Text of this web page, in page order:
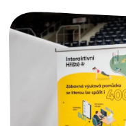
vymeniť
roky.
priebehu
niekoľko